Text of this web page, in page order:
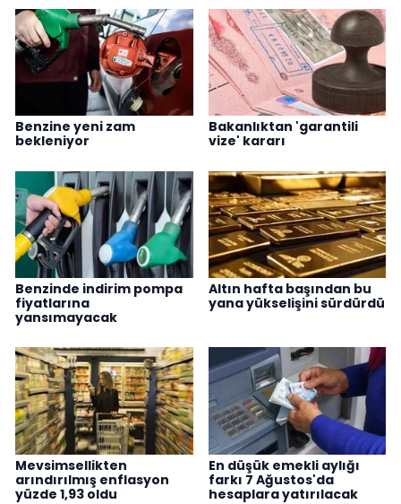
Benzine yeni zam
bekleniyor
Bakanlıktan 'garantili
vize' kararı
Benzinde indirim pompa
fiyatlarına
yansımayacak
Altın hafta başından bu
yana yükselişini sürdürdü
Mevsimsellikten
arındırılmış enflasyon
yüzde 1,93 oldu
En düşük emekli aylığı
farkı 7 Ağustos'da
hesaplara yatırılacak